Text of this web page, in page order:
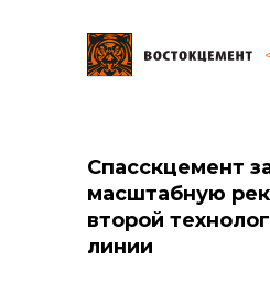
Спасскцемент
масштабную
второй
линии